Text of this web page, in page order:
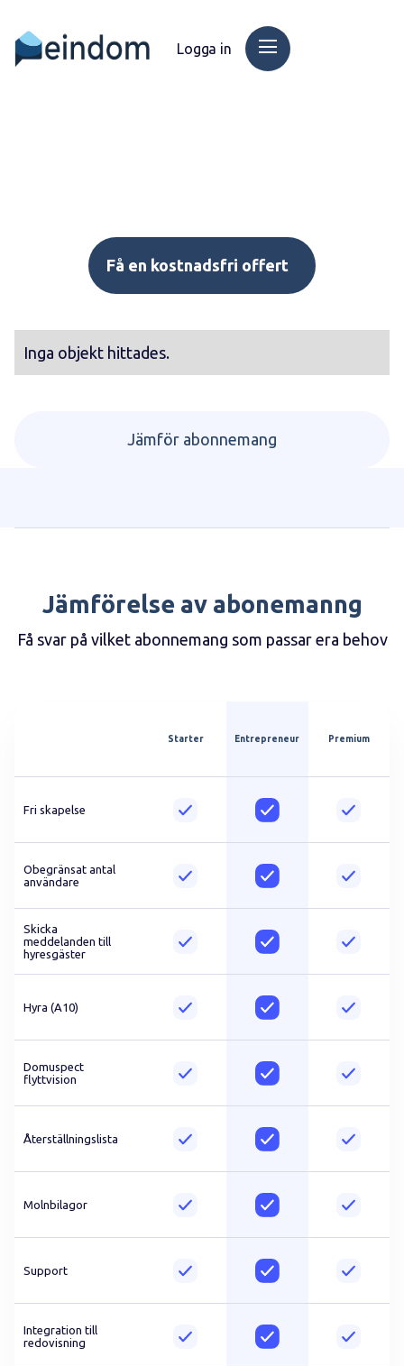
Logga in
Få en kostnadsfri offert
Inga objekt hittades.
Jämför abonnemang
Jämförelse av abonemanng
Få svar på vilket abonnemang som passar era behov
Starter Entrepreneur Premium
Fri skapelse
Obegränsat antal
användare
Skicka
meddelanden till
hyresgäster
Hyra (A10)
Domuspect
flyttvision
Återställningslista
Molnbilagor
Support
Integration till
redovisning